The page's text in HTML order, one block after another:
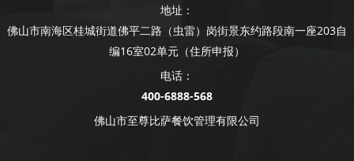
地址：
佛山市南海区桂城街道佛平二路（虫雷）岗街景东约路段南一座203自
编16室02单元（住所申报）
电话：
400-6888-568
佛山市至尊比萨餐饮管理有限公司